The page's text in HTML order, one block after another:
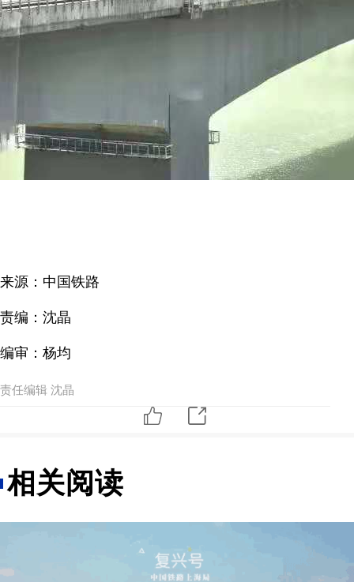
来源：中国铁路
责编：沈晶
编审：杨均
责任编辑 沈晶
相关阅读